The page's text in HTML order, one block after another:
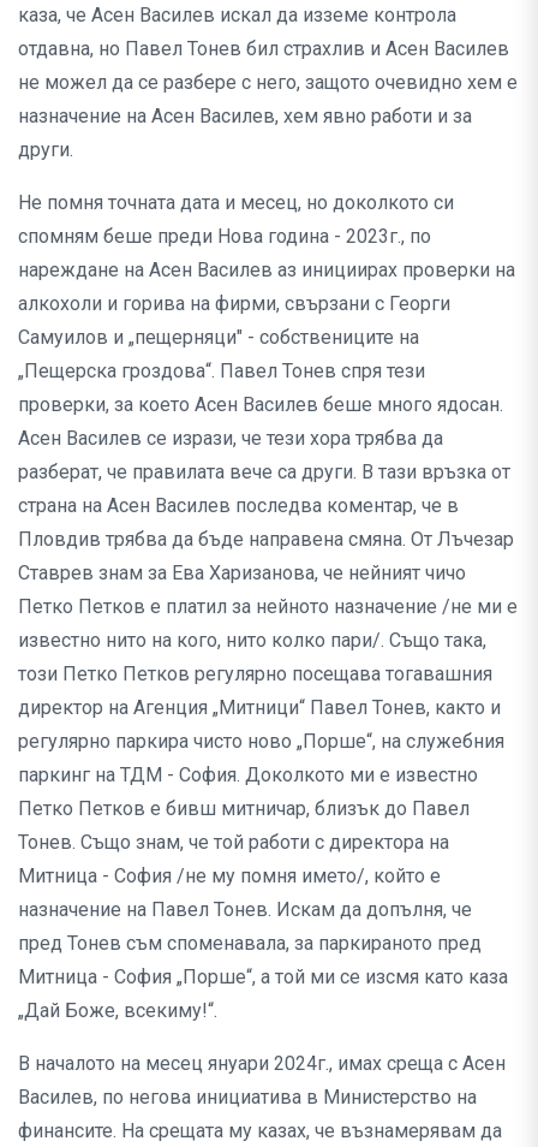
каза, че Асен Василев искал да изземе контрола
отдавна, но Павел Тонев бил страхлив и Асен Василев
не можел да се разбере с него, защото очевидно хем е
назначение на Асен Василев, хем явно работи и за
други.
Не помня точната дата и месец, но доколкото си
спомням беше преди Нова година - 2023г., по
нареждане на Асен Василев аз инициирах проверки на
алкохоли и горива на фирми, свързани с Георги
Самуилов и „пещерняци" - собствениците на
„Пещерска гроздова“. Павел Тонев спря тези
проверки, за което Асен Василев беше много ядосан.
Асен Василев се изрази, че тези хора трябва да
разберат, че правилата вече са други. В тази връзка от
страна на Асен Василев последва коментар, че в
Пловдив трябва да бъде направена смяна. От Лъчезар
Ставрев знам за Ева Харизанова, че нейният чичо
Петко Петков е платил за нейното назначение /не ми е
известно нито на кого, нито колко пари/. Също така,
този Петко Петков регулярно посещава тогавашния
директор на Агенция „Митници“ Павел Тонев, както и
регулярно паркира чисто ново „Порше“, на служебния
паркинг на ТДМ - София. Доколкото ми е известно
Петко Петков е бивш митничар, близък до Павел
Тонев. Също знам, че той работи с директора на
Митница - София /не му помня името/, който е
назначение на Павел Тонев. Искам да допълня, че
пред Тонев съм споменавала, за паркираното пред
Митница - София „Порше“, а той ми се изсмя като каза
„Дай Боже, всекиму!“.
В началото на месец януари 2024г., имах среща с Асен
Василев, по негова инициатива в Министерство на
финансите. На срещата му казах, че възнамерявам да